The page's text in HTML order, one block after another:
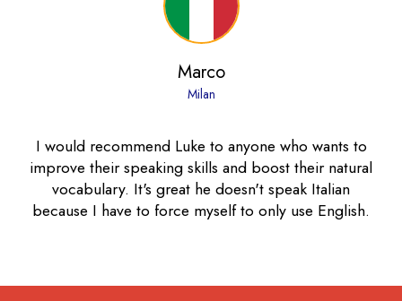
Marco
Milan
I would recommend Luke to anyone who wants to
improve their speaking skills and boost their natural
vocabulary. It's great he doesn't speak Italian
because I have to force myself to only use English.